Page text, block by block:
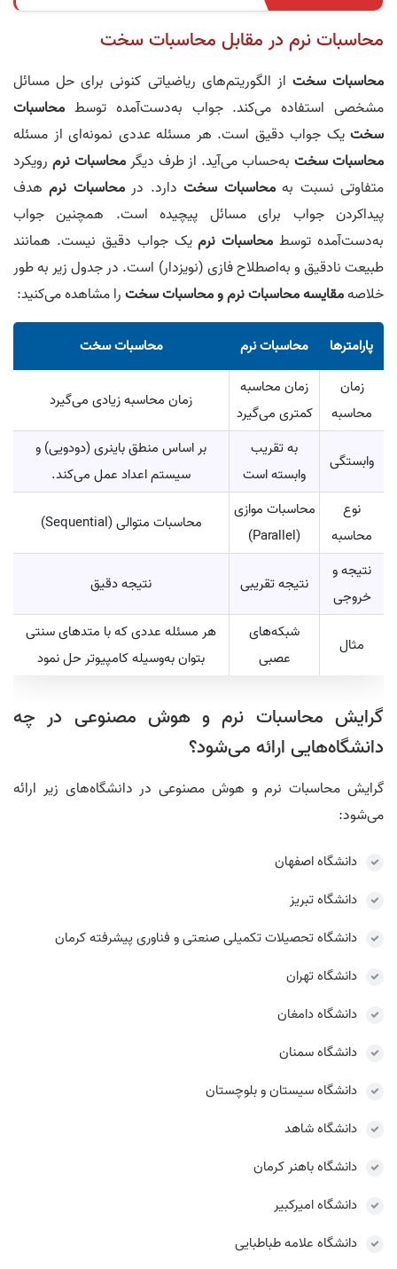
محاسبات نرم در مقابل محاسبات سخت
محاسبات سخت از الگوریتم‌های ریاضیاتی کنونی برای حل مسائل
مشخصی استفاده می‌کند. جواب به‌دست‌آمده توسط محاسبات
سخت یک جواب دقیق است. هر مسئله عددی نمونه‌ای از مسئله
محاسبات سختبه‌حساب می‌آید. از طرف دیگر محاسبات نرم رویکرد
متفاوتی نسبت بهمحاسبات سختدارد. درمحاسبات نرمهدف
پیداکردن جواب برای مسائل پیچیده است. همچنین جواب
به‌دست‌آمده توسط محاسبات نرمیک جواب دقیق نیست. همانند
طبیعت نادقیق و به‌اصطلاح فازی (نویزدار) است. در جدول زیر به طور
خلاصهمقایسهمحاسبات نرم و محاسبات سخترا مشاهده می‌کنید:
پارامترها محاسبات نرم
محاسبات سخت
زمان
محاسبه
زمان محاسبه
کمتری می‌گیرد
زمان محاسبه زیادی می‌گیرد
وابستگی
به تقریب
وابسته است
بر اساس منطق باینری (دودویی) و
سیستم اعداد عمل می‌کند.
نوع
محاسبه
محاسبات موازی
(Parallel)
محاسبات متوالی (Sequential)
نتیجه و
خروجی
نتیجه تقریبی نتیجه دقیق
مثال
شبکه‌های
عصبی
هر مسئله عددی که با متدهای سنتی
بتوان به‌وسیله کامپیوتر حل نمود
گرایش محاسبات نرم و هوش مصنوعی در چه
دانشگاه‌هایی ارائه می‌شود؟
گرایش محاسبات نرم و هوش مصنوعی در دانشگاه‌های زیر ارائه
می‌شود:
دانشگاه اصفهان
دانشگاه تبریز
دانشگاه تحصیلات تکمیلی صنعتی و فناوری پیشرفته کرمان
دانشگاه تهران
دانشگاه دامغان
دانشگاه سمنان
دانشگاه سیستان و بلوچستان
دانشگاه شاهد
دانشگاه باهنر کرمان
دانشگاه امیرکبیر
دانشگاه علامه طباطبایی